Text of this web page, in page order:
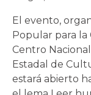
El evento,
Popular para la
Centro
Estadal de
estará abierto